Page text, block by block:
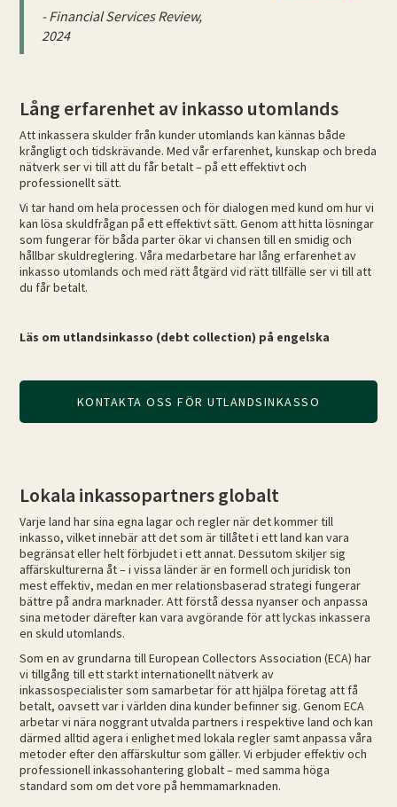
- Financial Services Review,
2024
Lång erfarenhet av inkasso utomlands
Att inkassera skulder från kunder utomlands kan kännas både
krångligt och tidskrävande. Med vår erfarenhet, kunskap och breda
nätverk ser vi till att du får betalt – på ett effektivt och
professionellt sätt.
Vi tar hand om hela processen och för dialogen med kund om hur vi
kan lösa skuldfrågan på ett effektivt sätt. Genom att hitta lösningar
som fungerar för båda parter ökar vi chansen till en smidig och
hållbar skuldreglering. Våra medarbetare har lång erfarenhet av
inkasso utomlands och med rätt åtgärd vid rätt tillfälle ser vi till att
du får betalt.
Läs om utlandsinkasso (debt collection) på engelska
KONTAKTA OSS FÖR UTLANDSINKASSO
Lokala inkassopartners globalt
Varje land har sina egna lagar och regler när det kommer till
inkasso, vilket innebär att det som är tillåtet i ett land kan vara
begränsat eller helt förbjudet i ett annat. Dessutom skiljer sig
affärskulturerna åt – i vissa länder är en formell och juridisk ton
mest effektiv, medan en mer relationsbaserad strategi fungerar
bättre på andra marknader. Att förstå dessa nyanser och anpassa
sina metoder därefter kan vara avgörande för att lyckas inkassera
en skuld utomlands.
Som en av grundarna till European Collectors Association (ECA) har
vi tillgång till ett starkt internationellt nätverk av
inkassospecialister som samarbetar för att hjälpa företag att få
betalt, oavsett var i världen dina kunder befinner sig. Genom ECA
arbetar vi nära noggrant utvalda partners i respektive land och kan
därmed alltid agera i enlighet med lokala regler samt anpassa våra
metoder efter den affärskultur som gäller. Vi erbjuder effektiv och
professionell inkassohantering globalt – med samma höga
standard som om det vore på hemmamarknaden.